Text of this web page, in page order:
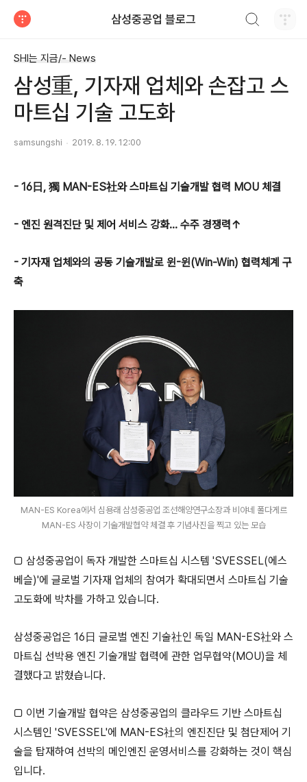
삼성중공업 블로그
SHI는 지금/- News
삼성重, 기자재 업체와 손잡고 스
마트십 기술 고도화
samsungshi 2019. 8. 19. 12:00
- 16日, 獨 MAN-ES社와 스마트십 기술개발 협력 MOU 체결
- 엔진 원격진단 및 제어 서비스 강화... 수주 경쟁력↑
- 기자재 업체와의 공동 기술개발로 윈-윈(Win-Win) 협력체계 구
축
MAN-ES Korea에서 심용래 삼성중공업 조선해양연구소장과 비야네 폴다게르
MAN-ES 사장이 기술개발협약 체결 후 기념사진을 찍고 있는 모습
□ 삼성중공업이 독자 개발한 스마트십 시스템 'SVESSEL(에스
베슬)'에 글로벌 기자재 업체의 참여가 확대되면서 스마트십 기술
고도화에 박차를 가하고 있습니다.
삼성중공업은 16日 글로벌 엔진 기술社인 독일 MAN-ES社와 스
마트십 선박용 엔진 기술개발 협력에 관한 업무협약(MOU)을 체
결했다고 밝혔습니다.
□ 이번 기술개발 협약은 삼성중공업의 클라우드 기반 스마트십
시스템인 'SVESSEL'에 MAN-ES社의 엔진진단 및 첨단제어 기
술을 탑재하여 선박의 메인엔진 운영서비스를 강화하는 것이 핵심
입니다.